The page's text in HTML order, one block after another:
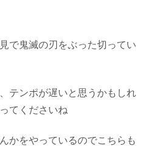
で鬼滅の刃をぶった切ってい
テンポが遅いと思うかもしれ
てくださいね
かをやっているのでこちらも